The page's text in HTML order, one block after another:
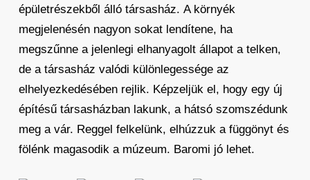
épületrészekből álló társasház. A környék
megjelenésén nagyon sokat lendítene, ha
megszűnne a jelenlegi elhanyagolt állapot a telken,
de a társasház valódi különlegessége az
elhelyezkedésében rejlik. Képzeljük el, hogy egy új
építésű társasházban lakunk, a hátsó szomszédunk
meg a vár. Reggel felkelünk, elhúzzuk a függönyt és
fölénk magasodik a múzeum. Baromi jó lehet.